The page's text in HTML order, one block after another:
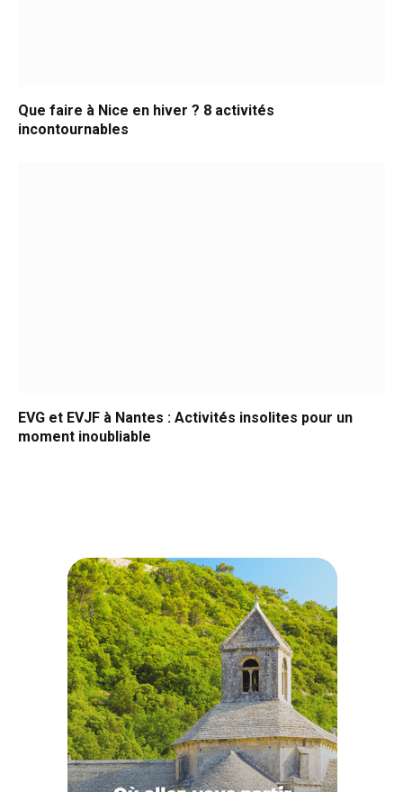
Que faire à Nice en hiver ? 8 activités
incontournables
EVG et EVJF à Nantes : Activités insolites pour un
moment inoubliable